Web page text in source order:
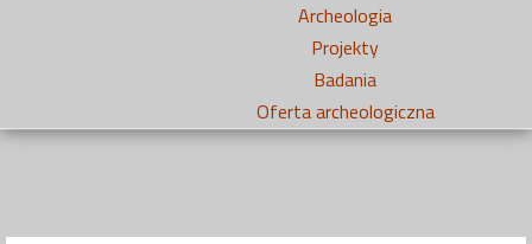
Archeologia
Projekty
Badania
Oferta archeologiczna